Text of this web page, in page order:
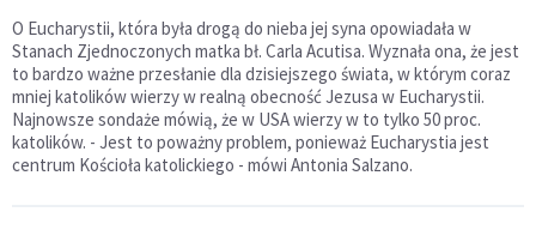
O Eucharystii, która była drogą do nieba jej syna opowiadała w
Stanach Zjednoczonych matka bł. Carla Acutisa. Wyznała ona, że jest
to bardzo ważne przesłanie dla dzisiejszego świata, w którym coraz
mniej katolików wierzy w realną obecność Jezusa w Eucharystii.
Najnowsze sondaże mówią, że w USA wierzy w to tylko 50 proc.
katolików. - Jest to poważny problem, ponieważ Eucharystia jest
centrum Kościoła katolickiego - mówi Antonia Salzano.